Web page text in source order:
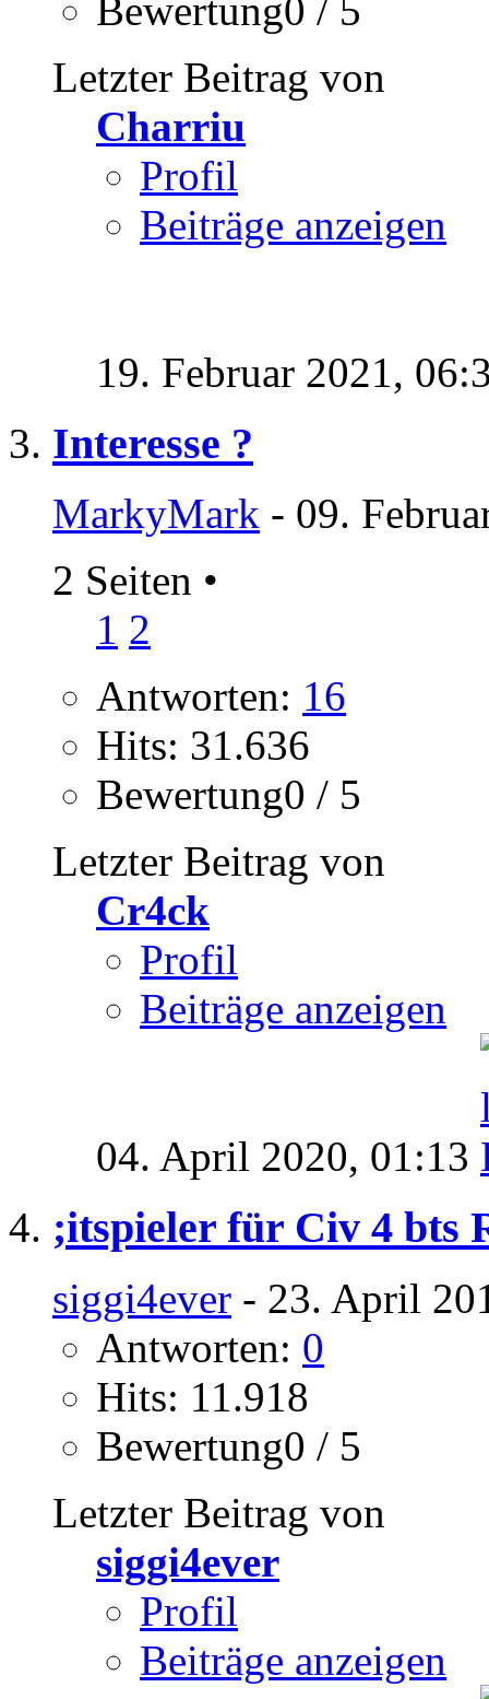
Bewertung0 / 5
Letzter Beitrag von
Charriu
Profil
Beiträge anzeigen
19. Februar 2021,
Interesse ?
MarkyMark - 09.
2 Seiten •
1 2
Antworten: 16
Hits: 31.636
Bewertung0 / 5
Letzter Beitrag von
Cr4ck
Profil
Beiträge anzeigen
04. April 2020, 01:13
;itspieler für Civ 4 bts
siggi4ever - 23. April
Antworten: 0
Hits: 11.918
Bewertung0 / 5
Letzter Beitrag von
siggi4ever
Profil
Beiträge anzeigen